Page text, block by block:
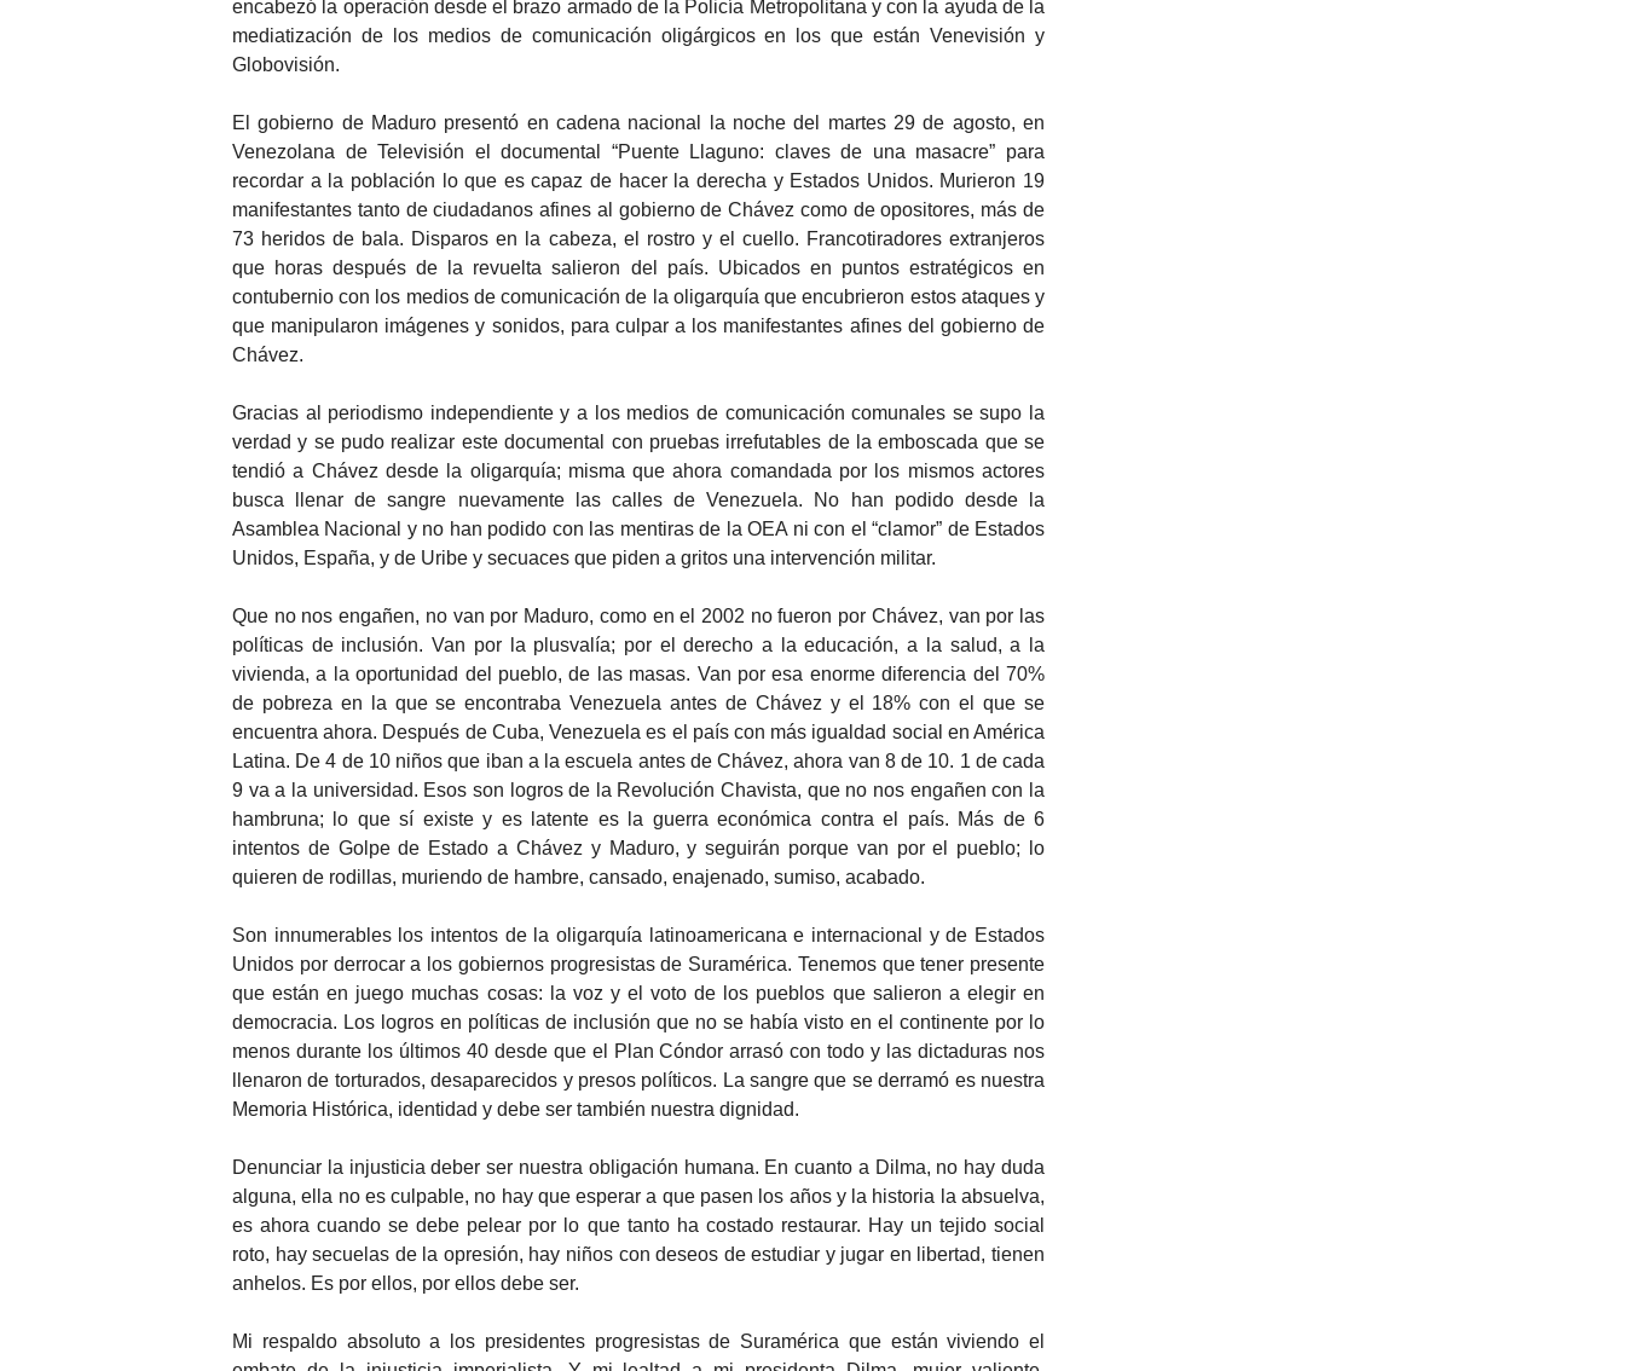
encabezó la operación desde el brazo armado de la Policía Metropolitana y con la ayuda de la
mediatización de los medios de comunicación oligárgicos en los que están Venevisión y
Globovisión.
El gobierno de Maduro presentó en cadena nacional la noche del martes 29 de agosto, en
Venezolana de Televisión el documental “Puente Llaguno: claves de una masacre” para
recordar a la población lo que es capaz de hacer la derecha y Estados Unidos. Murieron 19
manifestantes tanto de ciudadanos afines al gobierno de Chávez como de opositores, más de
73 heridos de bala. Disparos en la cabeza, el rostro y el cuello. Francotiradores extranjeros
que horas después de la revuelta salieron del país. Ubicados en puntos estratégicos en
contubernio con los medios de comunicación de la oligarquía que encubrieron estos ataques y
que manipularon imágenes y sonidos, para culpar a los manifestantes afines del gobierno de
Chávez.
Gracias al periodismo independiente y a los medios de comunicación comunales se supo la
verdad y se pudo realizar este documental con pruebas irrefutables de la emboscada que se
tendió a Chávez desde la oligarquía; misma que ahora comandada por los mismos actores
busca llenar de sangre nuevamente las calles de Venezuela. No han podido desde la
Asamblea Nacional y no han podido con las mentiras de la OEA ni con el “clamor” de Estados
Unidos, España, y de Uribe y secuaces que piden a gritos una intervención militar.
Que no nos engañen, no van por Maduro, como en el 2002 no fueron por Chávez, van por las
políticas de inclusión. Van por la plusvalía; por el derecho a la educación, a la salud, a la
vivienda, a la oportunidad del pueblo, de las masas. Van por esa enorme diferencia del 70%
de pobreza en la que se encontraba Venezuela antes de Chávez y el 18% con el que se
encuentra ahora. Después de Cuba, Venezuela es el país con más igualdad social en América
Latina. De 4 de 10 niños que iban a la escuela antes de Chávez, ahora van 8 de 10. 1 de cada
9 va a la universidad. Esos son logros de la Revolución Chavista, que no nos engañen con la
hambruna; lo que sí existe y es latente es la guerra económica contra el país. Más de 6
intentos de Golpe de Estado a Chávez y Maduro, y seguirán porque van por el pueblo; lo
quieren de rodillas, muriendo de hambre, cansado, enajenado, sumiso, acabado.
Son innumerables los intentos de la oligarquía latinoamericana e internacional y de Estados
Unidos por derrocar a los gobiernos progresistas de Suramérica. Tenemos que tener presente
que están en juego muchas cosas: la voz y el voto de los pueblos que salieron a elegir en
democracia. Los logros en políticas de inclusión que no se había visto en el continente por lo
menos durante los últimos 40 desde que el Plan Cóndor arrasó con todo y las dictaduras nos
llenaron de torturados, desaparecidos y presos políticos. La sangre que se derramó es nuestra
Memoria Histórica, identidad y debe ser también nuestra dignidad.
Denunciar la injusticia deber ser nuestra obligación humana. En cuanto a Dilma, no hay duda
alguna, ella no es culpable, no hay que esperar a que pasen los años y la historia la absuelva,
es ahora cuando se debe pelear por lo que tanto ha costado restaurar. Hay un tejido social
roto, hay secuelas de la opresión, hay niños con deseos de estudiar y jugar en libertad, tienen
anhelos. Es por ellos, por ellos debe ser.
Mi respaldo absoluto a los presidentes progresistas de Suramérica que están viviendo el